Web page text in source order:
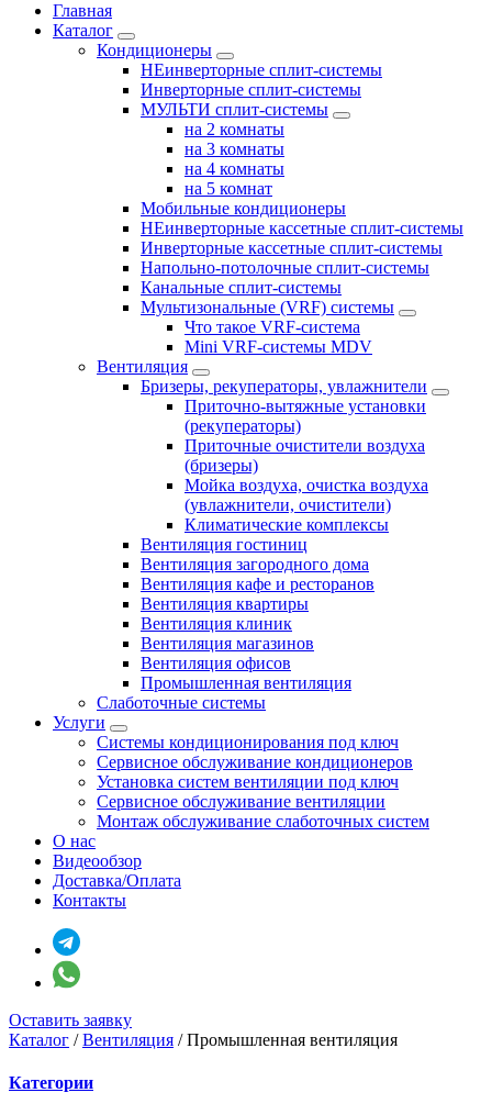
Главная
Каталог
Кондиционеры
НЕинверторные сплит-системы
Инверторные сплит-системы
МУЛЬТИ сплит-системы
на 2 комнаты
на 3 комнаты
на 4 комнаты
на 5 комнат
Мобильные кондиционеры
НЕинверторные кассетные сплит-системы
Инверторные кассетные сплит-системы
Напольно-потолочные сплит-системы
Канальные сплит-системы
Мультизональные (VRF) системы
Что такое VRF-система
Mini VRF-системы MDV
Вентиляция
Бризеры, рекуператоры, увлажнители
Приточно-вытяжные установки
(рекуператоры)
Приточные очистители воздуха
(бризеры)
Мойка воздуха, очистка воздуха
(увлажнители, очистители)
Климатические комплексы
Вентиляция гостиниц
Вентиляция загородного дома
Вентиляция кафе и ресторанов
Вентиляция квартиры
Вентиляция клиник
Вентиляция магазинов
Вентиляция офисов
Промышленная вентиляция
Слаботочные системы
Услуги
Системы кондиционирования под ключ
Сервисное обслуживание кондиционеров
Установка систем вентиляции под ключ
Сервисное обслуживание вентиляции
Монтаж обслуживание слаботочных систем
О нас
Видеообзор
Доставка/Оплата
Контакты
Оставить заявку
Каталог /Вентиляция /Промышленная вентиляция
Категории